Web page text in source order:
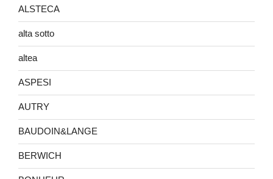
ALSTECA
alta sotto
altea
ASPESI
AUTRY
BAUDOIN&LANGE
BERWICH